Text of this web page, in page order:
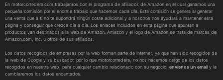
En motorcorredera.com trabajamos con el programa de afiliados de Amazon en el cual ganamos una
pequeña comisión por el enorme trabajo que hacemos cada día. Esta comisión se genera al generar
una venta que a ti no te supondrá ningún coste adicional y a nosotros nos ayudará a mantener esta
página y conseguir que crezca día a día. Los enlaces incluidos en esta página que apuntan a
productos van destinados a la web de Amazon. Amazon y el logo de Amazon se trata de marcas de
Amazon.com, Inc. u otros de sus afiliados.
Los datos recogidos de empresas por la web forman parte de internet, ya que han sido recogidos de
la web de Google y su buscador, por lo que motorcorredera, no nos hacemos cargo de los datos
recogidos en nuestra web, para cualquier cambio relacionado con su negocio, envíenos un emaily le
cambiaremos los datos encantados.